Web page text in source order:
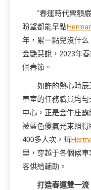
“春運時代票額
盼望都能早點
年，累一點兒沒什
金艷慧說，2023年
個春節。
如許的熱心時辰
車室的任務職員均
中心，正是金牛座
被藍色傻氣光束照
400多人次，每
里，穿越于各個候
客供給輔助。
打造春運雙一流